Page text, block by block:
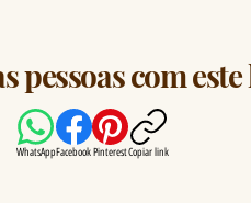
pessoas com
WhatsAppFacebookPinterestCopiar link